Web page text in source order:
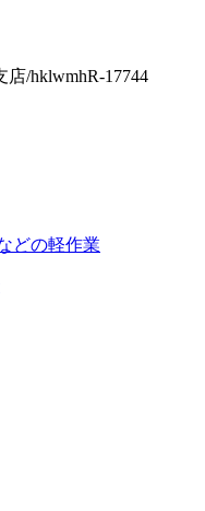
/hklwmhR-17744
どの軽作業